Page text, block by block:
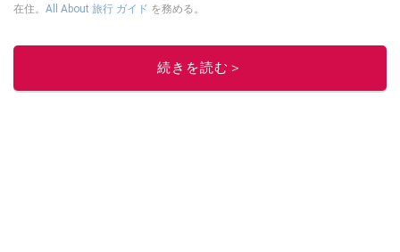
在住。 All About 旅行 ガイド を務める。
続きを読む＞